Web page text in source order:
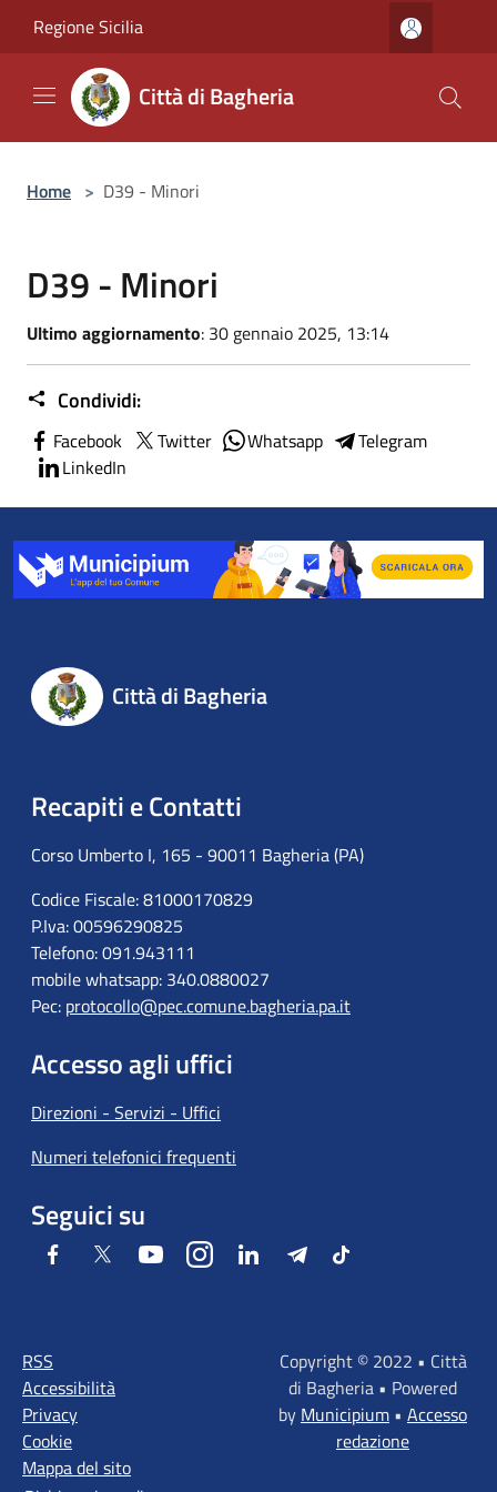
Regione Sicilia
Città di Bagheria
Home > D39 - Minori
D39 - Minori
Ultimo aggiornamento: 30 gennaio 2025, 13:14
Condividi:
Facebook Twitter Whatsapp
Telegram
LinkedIn
Città di Bagheria
Recapiti e Contatti
Corso Umberto I, 165 - 90011 Bagheria (PA)
Codice Fiscale: 81000170829
P.Iva: 00596290825
Telefono: 091.943111
mobile whatsapp: 340.0880027
Pec: protocollo@pec.comune.bagheria.pa.it
Accesso agli uffici
Direzioni - Servizi - Uffici
Numeri telefonici frequenti
Seguici su
Facebook Twitter YoutubeInstagramLinkedIn TelegramTiktok
RSS
Accessibilità
Privacy
Cookie
Mappa del sito
Copyright © 2022 • Città
di Bagheria • Powered
by Municipium • Accesso
redazione